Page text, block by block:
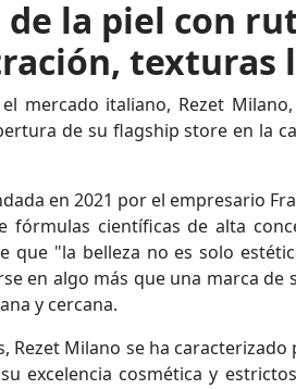
de la piel con
texturas
mercado italiano, Rezet
de su flagship store en la
en 2021 por el empresario
fórmulas científicas de alta
que "la belleza no es solo
en algo más que una marca
y cercana.
Rezet Milano se ha
excelencia cosmética y